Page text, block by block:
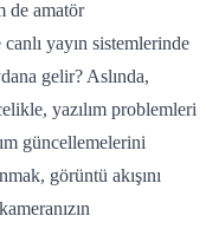
de amatör
yayın sistemlerinde
gelir? Aslında,
yazılım problemleri
güncellemelerini
görüntü akışını